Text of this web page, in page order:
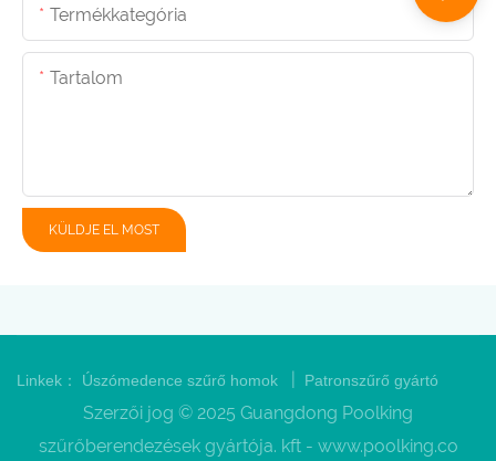
Termékkategória
Tartalom
KÜLDJE EL MOST
Linkek： Úszómedence szűrő homok Patronszűrő gyártó
Szerzői jog © 2025 Guangdong Poolking
szűrőberendezések gyártója. kft - www.poolking.co